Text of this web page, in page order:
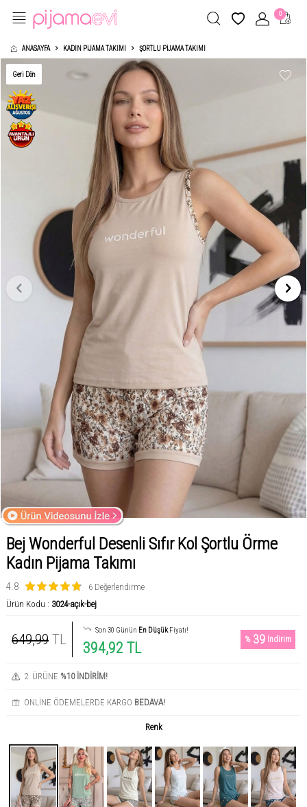
0
ANASAYFA KADIN PIJAMA TAKIMI ŞORTLU PIJAMA TAKIMI
Geri Dön
Bej Wonderful Desenli Sıfır Kol Şortlu Örme
Kadın Pijama Takımı
4.8
6 Değerlendirme
Ürün Kodu : 3024-açık-bej
649,99 TL
Son 30 Günün En DüşükFiyatı!
394,92 TL %39 İndirim
2. ÜRÜNE %10 İNDİRİM!
ONLİNE ÖDEMELERDE KARGO BEDAVA!
Renk